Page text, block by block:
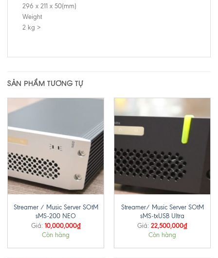
296 x 211 x 50(mm)
Weight
2 kg >
SẢN PHẨM TƯƠNG TỰ
Streamer / Music Server SOtM
sMS-200 NEO
Giá: 10,000,000₫
Còn hàng
Streamer/ Music Server SOtM
sMS-txUSB Ultra
Giá: 22,500,000₫
Còn hàng